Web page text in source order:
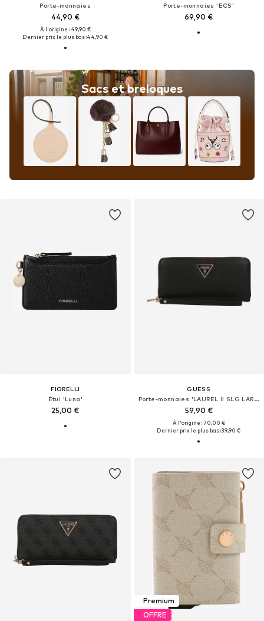
Porte-monnaies
44,90 €
À l'origine : 49,90 €
Dernier prix le plus bas :44,90 €
Sacs et breloques
Porte-monnaies 'ECS'
69,90 €
FIORELLI
Étui 'Luna'
25,00 €
GUESS
Porte-monnaies 'LAUREL II SLG LARGE ZIP AROUND'
59,90 €
À l'origine : 70,00 €
Dernier prix le plus bas :39,90 €
Premium
OFFRE